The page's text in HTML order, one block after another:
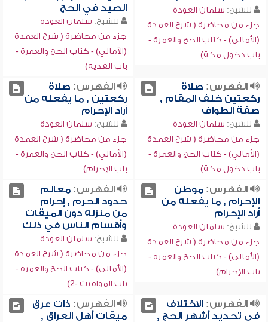
للشيخ: سلمان العودة
جزء من محاضرة ( شرح العمدة
(الأمالي) - كتاب الحج والعمرة -
باب دخول مكة)
الصيد في الحج
للشيخ: سلمان العودة
جزء من محاضرة ( شرح العمدة
(الأمالي) - كتاب الحج والعمرة -
باب الفدية)
الفهرس: صلاة
ركعتين خلف المقام ,
صفة الطواف
للشيخ: سلمان العودة
جزء من محاضرة ( شرح العمدة
(الأمالي) - كتاب الحج والعمرة -
باب دخول مكة)
الفهرس: صلاة
ركعتين , ما يفعله من
أراد الإحرام
للشيخ: سلمان العودة
جزء من محاضرة ( شرح العمدة
(الأمالي) - كتاب الحج والعمرة -
باب الإحرام)
الفهرس:موطن
الإحرام , ما يفعله من
أراد الإحرام
للشيخ: سلمان العودة
جزء من محاضرة ( شرح العمدة
(الأمالي) - كتاب الحج والعمرة -
باب الإحرام)
الفهرس:معالم
حدود الحرم , إحرام
من منزله دون الميقات
وأقسام الناس في ذلك
للشيخ: سلمان العودة
جزء من محاضرة ( شرح العمدة
(الأمالي) - كتاب الحج والعمرة -
باب المواقيت -2)
الفهرس:الاختلاف
في تحديد أشهر الحج ,
الفهرس: ذات عرق
ميقات أهل العراق ,